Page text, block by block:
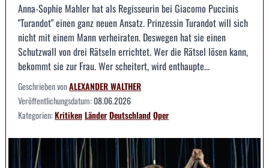
Anna-Sophie Mahler hat als Regisseurin bei Giacomo Puccinis
"Turandot" einen ganz neuen Ansatz. Prinzessin Turandot will sich
nicht mit einem Mann verheiraten. Deswegen hat sie einen
Schutzwall von drei Rätseln errichtet. Wer die Rätsel lösen kann,
bekommt sie zur Frau. Wer scheitert, wird enthaupte...
Geschrieben vonALEXANDER WALTHER
Veröffentlichungsdatum:08.06.2026
Kategorien:KritikenLänderDeutschlandOper